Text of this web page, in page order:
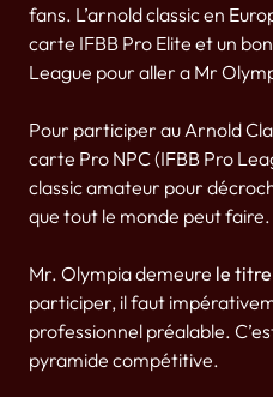
fans. L’arnold classic en
carte IFBB Pro Elite et un
League pour aller a Mr
Pour participer au Arnold
carte Pro NPC (IFBB Pro
classic amateur pour
que tout le monde peut faire.
Mr. Olympia demeure le
participer, il faut
professionnel préalable.
pyramide compétitive.